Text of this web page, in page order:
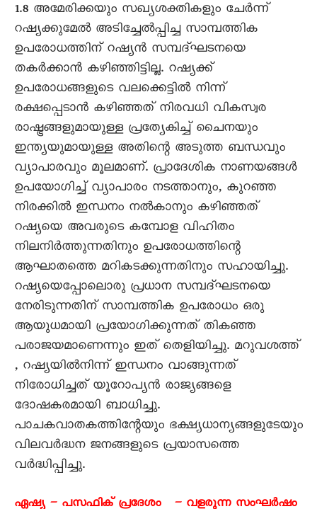
1.8 അമേരിക്കയും സഖ്യശക്തികളും ചേർന്ന്
റഷ്യക്കുമേൽ അടിച്ചേൽപ്പിച്ച സാമ്പത്തിക
ഉപരോധത്തിന് റഷ്യൻ സമ്പദ്ഘടനയെ
തകർക്കാൻ കഴിഞ്ഞിട്ടില്ല. റഷ്യക്ക്
ഉപരോധങ്ങളുടെ വലക്കെട്ടിൽ നിന്ന്
രക്ഷപ്പെടാൻ കഴിഞ്ഞത് നിരവധി വികസ്വര
രാഷ്ട്രങ്ങളുമായുള്ള പ്രത്യേകിച്ച് ചൈനയും
ഇന്ത്യയുമായുള്ള അതിന്റെ അടുത്ത ബന്ധവും
വ്യാപാരവും മൂലമാണ്. പ്രാദേശിക നാണയങ്ങൾ
ഉപയോഗിച്ച് വ്യാപാരം നടത്താനും, കുറഞ്ഞ
നിരക്കിൽ ഇന്ധനം നൽകാനും കഴിഞ്ഞത്
റഷ്യയെ അവരുടെ കമ്പോള വിഹിതം
നിലനിർത്തുന്നതിനും ഉപരോധത്തിന്റെ
ആഘാതത്തെ മറികടക്കുന്നതിനും സഹായിച്ചു.
റഷ്യയെപ്പോലൊരു പ്രധാന സമ്പദ്ഘടനയെ
നേരിടുന്നതിന് സാമ്പത്തിക ഉപരോധം ഒരു
ആയുധമായി പ്രയോഗിക്കുന്നത് തികഞ്ഞ
പരാജയമാണെന്നും ഇത് തെളിയിച്ചു. മറുവശത്ത്
, റഷ്യയിൽനിന്ന് ഇന്ധനം വാങ്ങുന്നത്
നിരോധിച്ചത് യൂറോപ്യൻ രാജ്യങ്ങളെ
ദോഷകരമായി ബാധിച്ചു.
പാചകവാതകത്തിന്റേയും ഭക്ഷ്യധാന്യങ്ങളുടേയും
വിലവർദ്ധന ജനങ്ങളുടെ പ്രയാസത്തെ
വർദ്ധിപ്പിച്ചു.
ഏഷ്യ – പസഫിക് പ്രദേശം – വളരുന്ന സംഘർഷം